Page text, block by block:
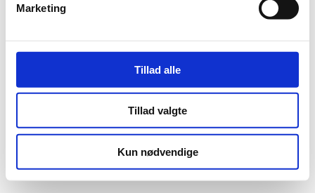
Marketing
Tillad alle
Tillad valgte
Kun nødvendige
LinkedIn
©2026 CBRE Teknisk servicepartner A/S. Alle rettigheder
forbeholdes.
Persondatapolitik
Salgs- og
leveringsbetingelserenergieftersyn